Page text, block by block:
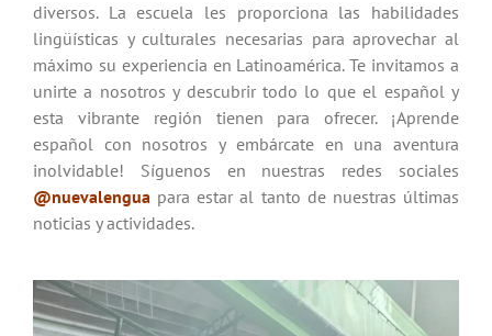
diversos. La escuela les proporciona las habilidades
lingüísticas y culturales necesarias para aprovechar al
máximo su experiencia en Latinoamérica. Te invitamos a
unirte a nosotros y descubrir todo lo que el español y
esta vibrante región tienen para ofrecer. ¡Aprende
español con nosotros y embárcate en una aventura
inolvidable! Síguenos en nuestras redes sociales
@nuevalengua para estar al tanto de nuestras últimas
noticias y actividades.